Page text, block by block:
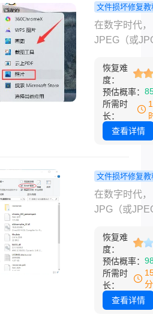
示、一个破
标，或者程
无响应时，
论是珍贵的
片、重要的
料，还是辛
的设计稿，
损坏或无法
可能带来不
文件损坏修复教
jpg图片打
什么原因？
高效修复方
在数字时代，
JPEG（或
式，承载着
数的珍贵记
要资料。然
您兴致勃勃
一张照片，
件”或显示一
的图标时，
败感不言而
程，更可能
珍贵数据丢
忧。
恢复难
度：
预估概率：
所需时
长：
查看详情
文件损坏修复教
jpg格式图
开如何修复
指南助您找
贵影像！
在数字时代，
JPG（或
片格式之一
录了我们的
滴、工作成
贵回忆。然
您满怀期待
恢复难
度：
预估概率：
所需时
长：
查看详情